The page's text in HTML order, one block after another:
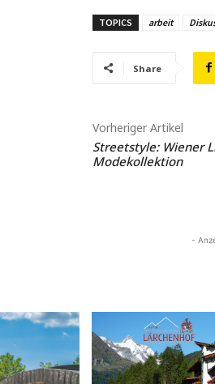
TOPICS arbeit
Share
Vorheriger Artikel
Streetstyle: Wiener
Modekollektion
-